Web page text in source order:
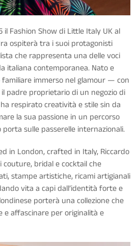
il Fashion Show di Little Italy UK al
ospiterà tra i suoi protagonisti
che rappresenta una delle voci
italiana contemporanea. Nato e
immerso nel glamour — con
padre proprietario di un negozio di
respirato creatività e stile sin da
la sua passione in un percorso
porta sulle passerelle internazionali.
in London, crafted in Italy, Riccardo
couture, bridal e cocktail che
stampe artistiche, ricami artigianali
vita a capi dall’identità forte e
porterà una collezione che
affascinare per originalità e